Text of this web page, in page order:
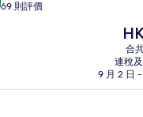
69 則評價
現
售
合
連稅
9 月 2 日 -